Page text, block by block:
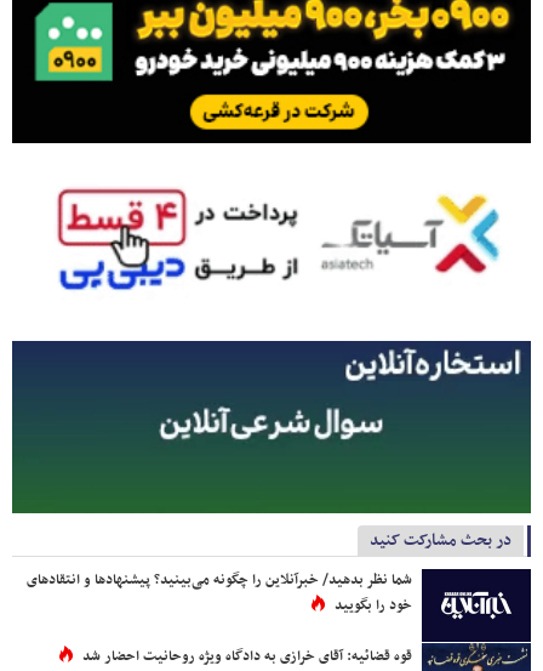
در بحث مشارکت کنید
شما نظر بدهید/ خبرآنلاین را چگونه می‌بینید؟ پیشنهادها و انتقادهای
خود را بگویید
قوه قضائیه: آقای خرازی به دادگاه ویژه روحانیت احضار شد